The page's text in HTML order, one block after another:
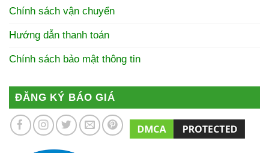
Chính sách vận chuyển
Hướng dẫn thanh toán
Chính sách bảo mật thông tin
ĐĂNG KÝ BÁO GIÁ